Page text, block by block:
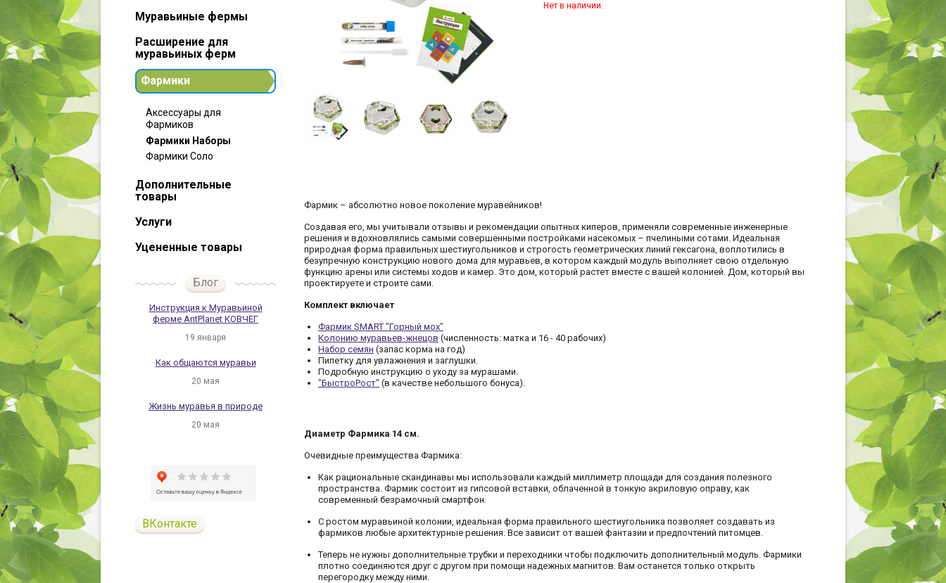
Муравьиные фермы
Расширение для
муравьиных ферм
Фармики
Аксессуары для
Фармиков
Фармики Наборы
Фармики Соло
Дополнительные
товары
Услуги
Уцененные товары
Блог
Инструкция к Муравьиной
ферме AntPlanet КОВЧЕГ
19 января
Как общаются муравьи
20 мая
Жизнь муравья в природе
20 мая
ВКонтакте
Нет в наличии.
Фармик – абсолютно новое поколение муравейников!
Создавая его, мы учитывали отзывы и рекомендации опытных киперов, применяли современные инженерные
решения и вдохновлялись самыми совершенными постройками насекомых – пчелиными сотами. Идеальная
природная форма правильных шестиугольников и строгость геометрических линий гексагона, воплотились в
безупречную конструкцию нового дома для муравьев, в котором каждый модуль выполняет свою отдельную
функцию арены или системы ходов и камер. Это дом, который растет вместе с вашей колонией. Дом, который вы
проектируете и строите сами.
Комплект включает
Фармик SMART "Горный мох"
Колонию муравьев-жнецов (численность: матка и 16 - 40 рабочих)
Набор семян (запас корма на год)
Пипетку для увлажнения и заглушки.
Подробную инструкцию о уходу за мурашами.
"БыстроРост" (в качестве небольшого бонуса).
Диаметр Фармика 14 см.
Очевидные преимущества Фармика:
Как рациональные скандинавы мы использовали каждый миллиметр площади для создания полезного
пространства. Фармик состоит из гипсовой вставки, облаченной в тонкую акриловую оправу, как
современный безрамочный смартфон.
С ростом муравьиной колонии, идеальная форма правильного шестиугольника позволяет создавать из
фармиков любые архитектурные решения. Все зависит от вашей фантазии и предпочтений питомцев.
Теперь не нужны дополнительные трубки и переходники чтобы подключить дополнительный модуль. Фармики
плотно соединяются друг с другом при помощи надежных магнитов. Вам останется только открыть
перегородку между ними.